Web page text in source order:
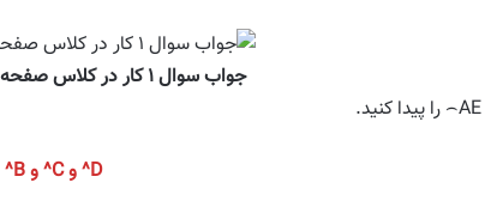
جواب سوال ۱ کار در کلاس صفحه ۱۴۷ ریاضی هشتم
D^ و C^ و B^